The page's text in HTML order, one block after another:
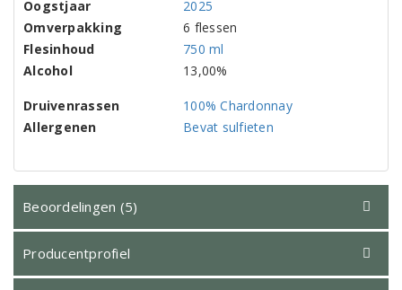
Oogstjaar
2025
Omverpakking
6 flessen
Flesinhoud
750 ml
Alcohol
13,00%
Druivenrassen
100% Chardonnay
Allergenen
Bevat sulfieten
Beoordelingen (5)
Producentprofiel